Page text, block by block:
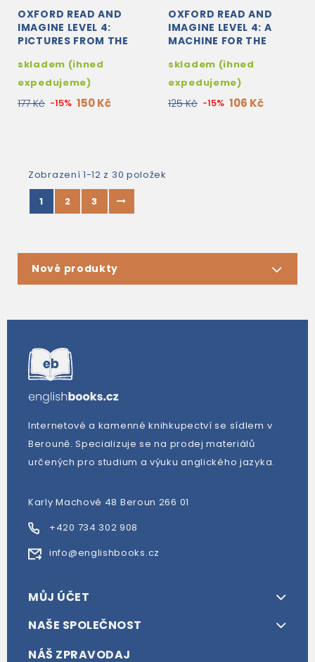
OXFORD READ AND
IMAGINE LEVEL 4:
PICTURES FROM THE
skladem (ihned
expedujeme)
177 Kč -15% 150 Kč
OXFORD READ AND
IMAGINE LEVEL 4: A
MACHINE FOR THE
BOOK
skladem (ihned
expedujeme)
125 Kč -15% 106 Kč
Zobrazení 1-12 z 30 položek
1
2 3
Nové produkty
Internetové a kamenné knihkupectví se sídlem v
Berouně. Specializuje se na prodej materiálů
určených pro studium a výuku anglického jazyka.
Karly Machové 48 Beroun 266 01
+420 734 302 908
info@englishbooks.cz
MŮJ ÚČET
NAŠE SPOLEČNOST
NÁŠ ZPRAVODAJ